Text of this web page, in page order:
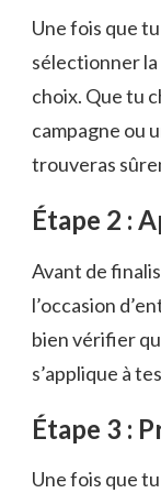
Une fois que
sélectionner
choix. Que tu
campagne ou
trouveras
Étape 2 :
Avant de
l’occasion
bien vérifier
s’applique à
Étape 3 :
Une fois que